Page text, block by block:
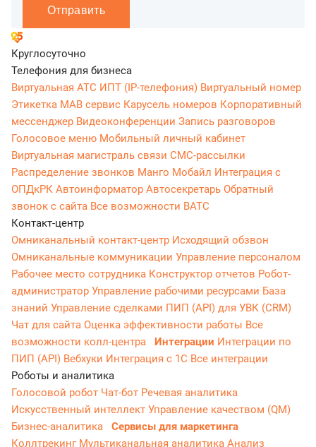
Отправить
Круглосуточно
Телефония для бизнеса
Виртуальная АТС ИПТ (IP-телефония) Виртуальный номер
Этикетка МАВ сервис Карусель номеров Корпоративный
мессенджер Видеоконференции Запись разговоров
Голосовое меню Мобильный личный кабинет
Виртуальная магистраль связи СМС-рассылки
Распределение звонков Манго Мобайл Интеграция с
ОПДкРК Автоинформатор Автосекретарь Обратный
звонок с сайта Все возможности ВАТС
Контакт-центр
Омниканальный контакт-центр Исходящий обзвон
Омниканальные коммуникации Управление персоналом
Рабочее место сотрудника Конструктор отчетов Робот-
администратор Управление рабочими ресурсами База
знаний Управление сделками ПИП (API) для УВК (CRM)
Чат для сайта Оценка эффективности работы Все
возможности колл-центра
Интеграции Интеграции по
ПИП (API) Вебхуки Интеграция с 1С Все интеграции
Роботы и аналитика
Голосовой робот Чат-бот Речевая аналитика
Искусственный интеллект Управление качеством (QM)
Бизнес-аналитика
Сервисы для маркетинга
Коллтрекинг Мультиканальная аналитика Анализ